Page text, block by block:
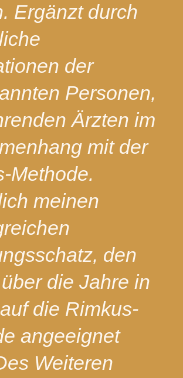
Ergänzt durch
der
Personen,
Ärzten im
mit der
Methode.
meinen
den
die Jahre in
die Rimkus-
angeeignet
Weiteren